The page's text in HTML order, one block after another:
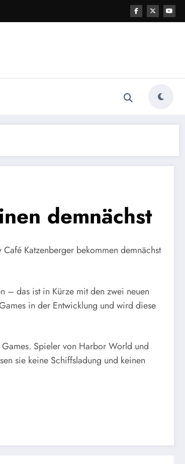
demnächst
Katzenberger bekommen demnächst
– das ist in Kürze mit den zwei neuen
in der Entwicklung und wird diese
Spieler von Harbor World und
sie keine Schiffsladung und keinen